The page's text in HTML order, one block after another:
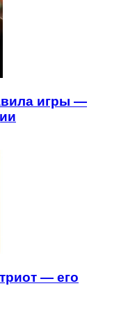
игры —
— его